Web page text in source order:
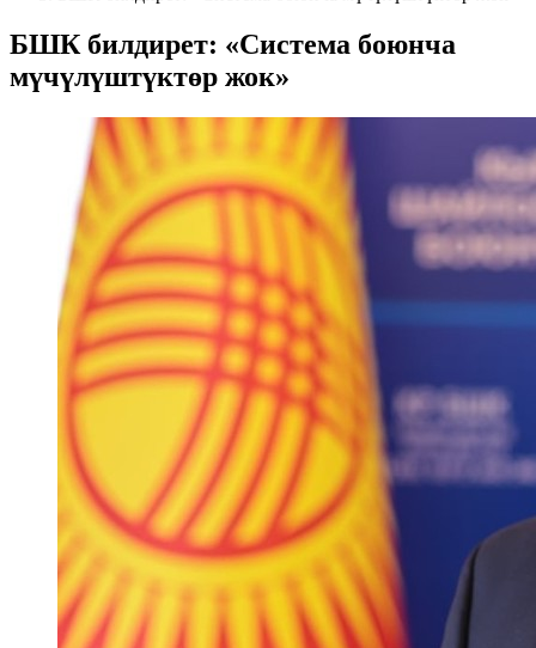
БШК билдирет: «Система боюнча
мүчүлүштүктөр жок»